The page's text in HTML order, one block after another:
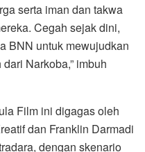
serta iman dan takwa
Cegah sejak dini,
BNN untuk mewujudkan
Narkoba,” imbuh
Film ini digagas oleh
dan Franklin Darmadi
dengan skenario